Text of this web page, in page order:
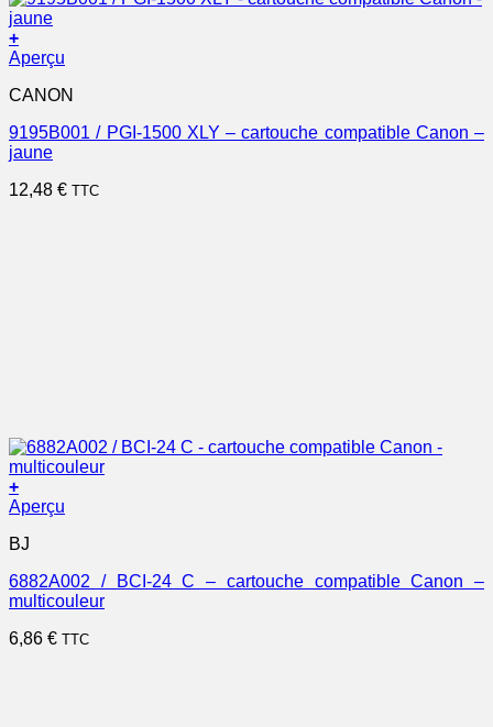
+
Aperçu
CANON
9195B001 / PGI-1500 XLY – cartouche compatible Canon –
jaune
12,48 € TTC
+
Aperçu
BJ
6882A002 / BCI-24 C – cartouche compatible Canon –
multicouleur
6,86 € TTC